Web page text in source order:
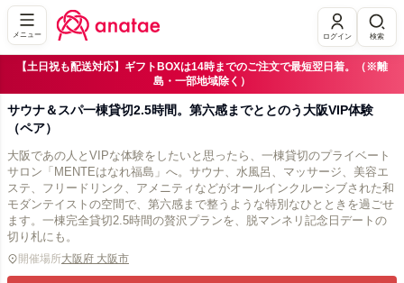
メニュー ログイン 検索
【土日祝も配送対応】ギフトBOXは14時までのご注文で最短翌日着。（※離
島・一部地域除く）
サウナ＆スパ一棟貸切2.5時間。第六感までととのう大阪VIP体験
（ペア）
大阪であの人とVIPな体験をしたいと思ったら、一棟貸切のプライベート
サロン「MENTEはなれ福島」へ。サウナ、水風呂、マッサージ、美容エ
ステ、フリードリンク、アメニティなどがオールインクルーシブされた和
モダンテイストの空間で、第六感まで整うような特別なひとときを過ごせ
ます。一棟完全貸切2.5時間の贅沢プランを、脱マンネリ記念日デートの
切り札にも。
開催場所大阪府 大阪市